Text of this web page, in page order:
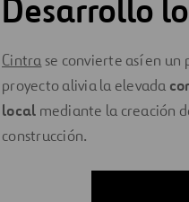
Desarrollo
Cintra se convierte así en
proyecto alivia la elevada
local mediante la creación
construcción.